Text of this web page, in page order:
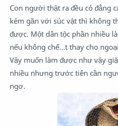
Con người thật ra đều có đẳng
kém gần với súc vật thì không
được. Một dân tộc phần nhiều
nếu không chế...t thay cho
Vậy muốn làm được như vậy
nhiều nhưng trước tiên cần
ngơ.